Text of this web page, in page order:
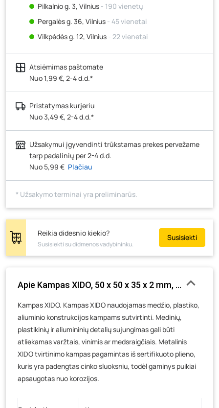
Pilkalnio g. 3, Vilnius - 190 vienetų
Pergalės g. 36, Vilnius - 45 vienetai
Vilkpėdės g. 12, Vilnius - 22 vienetai
Ateities g. 15, Vilnius- 0 vienetų
Kauno r., Narsiečių k., Vytauto g. 183, Kaunas
vienetai
Šilutės pl. 83A, Klaipėda- 209 vienetai
Pramonės g. 7, Šiauliai
Klaipėdos g. 170R, Panevėžys
J. Basanavičiaus g. 6, Utena
Novočėbės k. 3, Kėdainiai
Skuodo g. 41, Mažeikiai- 43 vienetai
Žemaičių g. 2, Raseiniai
Pramonės g. 6E, Šilutė- 157 vienetai
Gedimino g. 54, Tauragė- 215 vienetų
Veteranų g. 11, Visaginas- 10 vienetų
Baravykų g. 1, Druskininkai- 547 vienetai
Vilniaus g. 89D, Ukmergė - 532 vienetai
K. Donelaičio g. 17, Rokiškis
- 222 vienetai
Šaltupės g. 64, Zarasai- 129 vienetai
Atsiėmimas paštomate
Nuo 1,99 €, 2-4 d.d.*
Pristatymas kurjeriu
Nuo 3,49 €, 2-4 d.d.*
Užsakymui įgyvendinti trūkstamas prekes pervežame
tarp padalinių per 2-4 d.d.
Nuo 5,99 € Plačiau
* Užsakymo terminai yra preliminarūs.
Reikia didesnio kiekio?
Susisiekti su didmenos vadybininku.
Susisiekti
Apie Kampas XIDO, 50 x 50 x 35 x 2 mm, 1 vnt.
Kampas XIDO. Kampas XIDO naudojamas medžio, plastiko,
aliuminio konstrukcijos kampams sutvirtinti. Medinių,
plastikinių ir aliumininių detalių sujungimas gali būti
atliekamas varžtais, vinimis ar medsraigčiais. Metalinis
XIDO tvirtinimo kampas pagamintas iš sertifikuoto plieno,
kuris yra padengtas cinko sluoksniu, todėl gaminys puikiai
apsaugotas nuo korozijos.